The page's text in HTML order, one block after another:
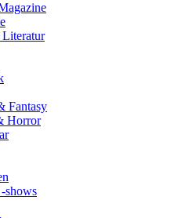
Literatur
Fantasy
Horror
shows